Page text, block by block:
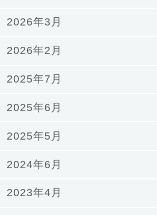
2026年3月
2026年2月
2025年7月
2025年6月
2025年5月
2024年6月
2023年4月